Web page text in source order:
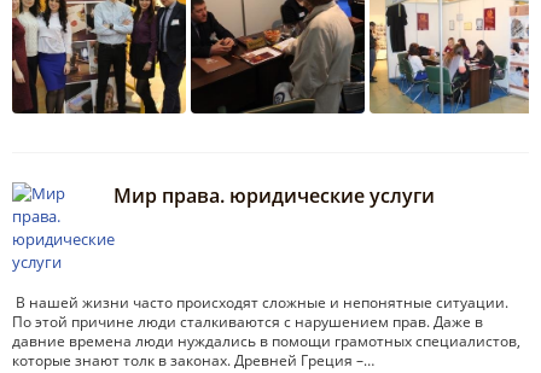
Мир права. юридические услуги
В нашей жизни часто происходят сложные и непонятные ситуации.
По этой причине люди сталкиваются с нарушением прав. Даже в
давние времена люди нуждались в помощи грамотных специалистов,
которые знают толк в законах. Древней Греция –…